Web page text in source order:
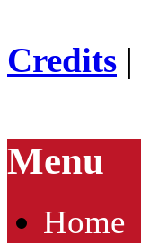
Credits |
Menu
Home